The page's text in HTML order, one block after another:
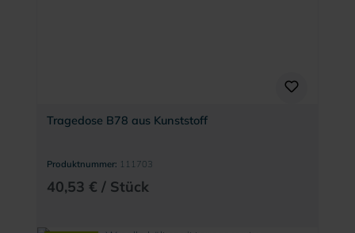
Tragedose B78 aus Kunststoff
Produktnummer: 111703
40,53 € / Stück